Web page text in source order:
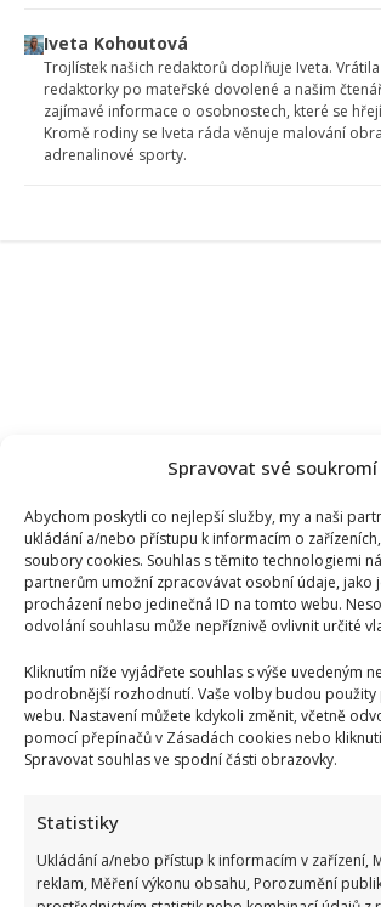
Spravovat své soukromí
Abychom poskytli co nejlepší služby, my a naši
ukládání a/nebo přístupu k informacím o
soubory cookies. Souhlas s těmito technologiemi
partnerům umožní zpracovávat osobní údaje, jako
procházení nebo jedinečná ID na tomto webu.
odvolání souhlasu může nepříznivě ovlivnit určité
Kliknutím níže vyjádřete souhlas s výše uvedeným
podrobnější rozhodnutí. Vaše volby budou
webu. Nastavení můžete kdykoli změnit, včetně
pomocí přepínačů v Zásadách cookies nebo
Spravovat souhlas ve spodní části obrazovky.
Statistiky
Ukládání a/nebo přístup k informacím v zařízení,
reklam, Měření výkonu obsahu, Porozumění
Iveta Kohoutová
Trojlístek našich redaktorů doplňuje Iveta.
redaktorky po mateřské dovolené a našim
zajímavé informace o osobnostech, které se
Kromě rodiny se Iveta ráda věnuje malování
adrenalinové sporty.